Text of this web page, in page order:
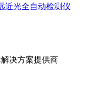
近光全自动检测仪
决方案提供商